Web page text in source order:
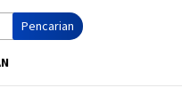
Pencarian